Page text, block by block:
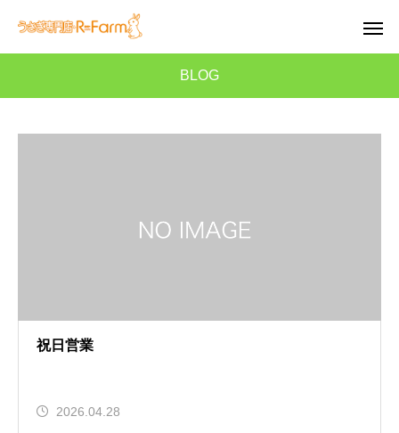
BLOG
祝日営業
2026.04.28